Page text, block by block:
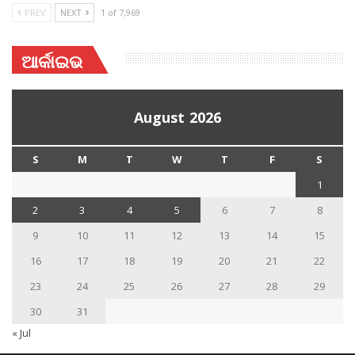
PREV NEXT 1 of 7,969
ଆର୍କାଇଭ
August 2026
S M T W T F
S
1
2
3 4 5 6 7
8
9
10 11 12 13 14
15
16
17 18 19 20 21
22
23
24 25 26 27 28
29
30
31
« Jul